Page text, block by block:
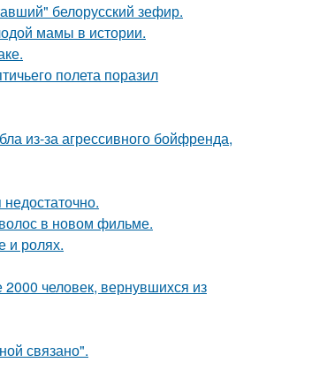
белорусский зефир.
мамы в истории.
полета поразил
из-за агрессивного бойфренда,
в новом фильме.
и ролях.
человек, вернувшихся из
связано".